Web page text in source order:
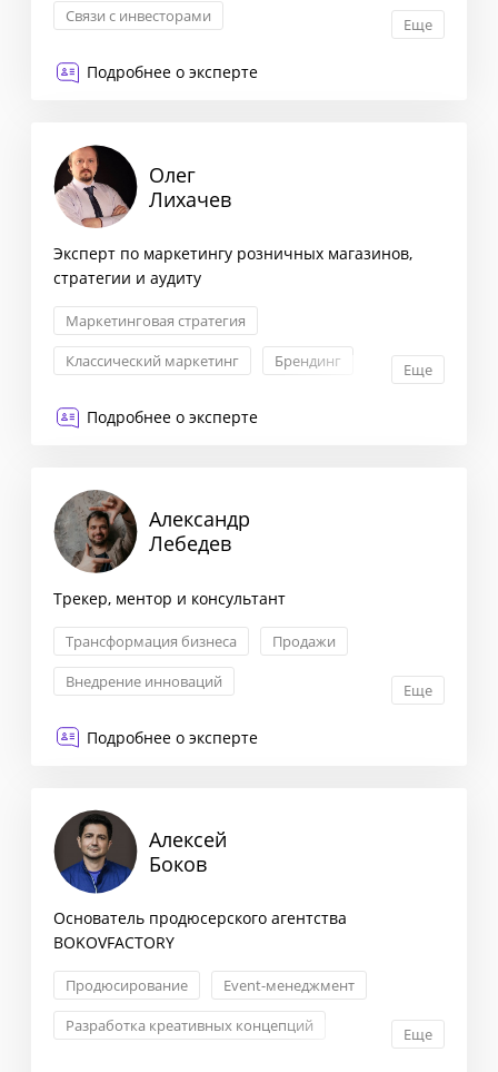
Связи с инвесторами
Еще
Подробнее о эксперте
Олег
Лихачев
Эксперт по маркетингу розничных магазинов,
стратегии и аудиту
Маркетинговая стратегия
Классический маркетинг
Брендинг
Еще
Подробнее о эксперте
Александр
Лебедев
Трекер, ментор и консультант
Трансформация бизнеса
Продажи
Внедрение инноваций
Еще
Подробнее о эксперте
Алексей
Боков
Основатель продюсерского агентства
BOKOVFACTORY
Продюсирование
Event-менеджмент
Разработка креативных концепций
Еще